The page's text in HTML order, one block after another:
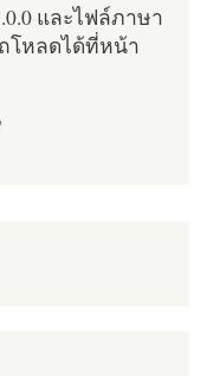
และไฟล์ภาษา
โหลดได้ที่หน้า